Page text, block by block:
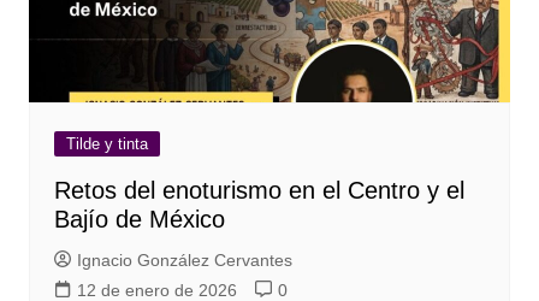
Tilde y tinta
Retos del enoturismo en el Centro y el
Bajío de México
Ignacio González Cervantes
12 de enero de 2026
0